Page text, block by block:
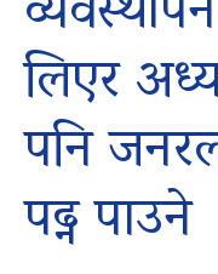
लिएर
पनि
पढ्न पाउने